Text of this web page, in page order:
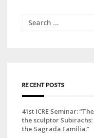
Search
RECENT POSTS
41st ICRE Seminar:
the sculptor
the Sagrada Família.”